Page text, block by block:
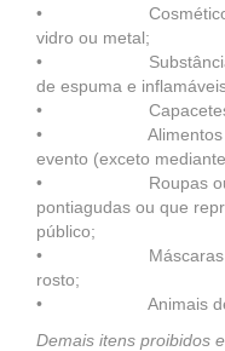
• Cosméticos e
vidro ou metal;
• Substâncias
de espuma e
• Capacetes de
• Alimentos ou
evento (exceto
• Roupas ou
pontiagudas ou que
público;
• Máscaras que
rosto;
• Animais de
Demais itens proibidos